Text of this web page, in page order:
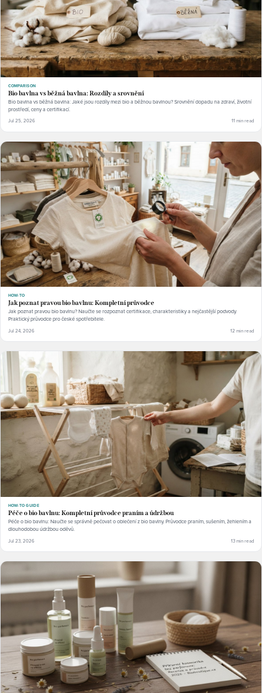
COMPARISON
Bio bavlna vs běžná bavlna: Rozdíly a srovnění
Bio bavlna vs běžná bavlna: Jaké jsou rozdíly mezi bio a běžnou bavlnou? Srovnění dopadu na zdraví, životní
prostředí, ceny a certifikací.
Jul 25, 2026 11 min read
HOW-TO
Jak poznat pravou bio bavlnu: Kompletní průvodce
Jak poznat pravou bio bavlnu? Naučte se rozpoznat certifikace, charakteristiky a nejčastější podvody.
Praktický průvodce pro české spotřebitele.
Jul 24, 2026 12 min read
HOW-TO GUIDE
Péče o bio bavlnu: Kompletní průvodce praním a údržbou
Péče o bio bavlnu: Naučte se správně pečovat o oblečení z bio bavlny. Průvodce praním, sušením, žehlením a
dlouhodobou údržbou oděvů.
Jul 23, 2026 13 min read